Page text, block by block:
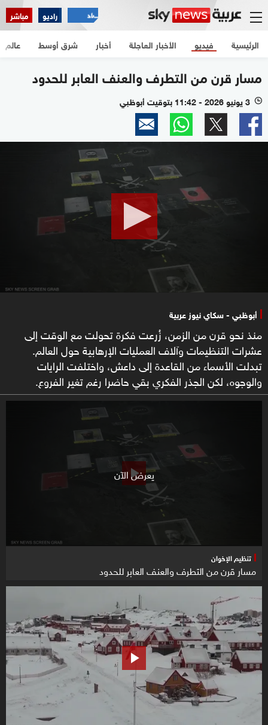
راديو مباشر
الرئيسية الأخبار العاجلة أخبار شرق أوسط عالم فيديو
مسار قرن من التطرف والعنف العابر للحدود
l 3 يونيو 2026 - 11:42 بتوقيت أبوظبي
أبوظبي - سكاي نيوز عربية
منذ نحو قرن من الزمن، زُرعت فكرة تحولت مع الوقت إلى
عشرات التنظيمات وآلاف العمليات الإرهابية حول العالم.
تبدلت الأسماء من القاعدة إلى داعش، واختلفت الرايات
والوجوه، لكن الجذر الفكري بقي حاضرا رغم تغير الفروع.
يعرض الآن
تنظيم الإخوان
مسار قرن من التطرف والعنف العابر للحدود